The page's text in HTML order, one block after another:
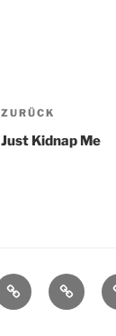
Vorheriger
Beitrag
ZURÜCK
Just Kidnap Me
ImpressumBlogger-
Team